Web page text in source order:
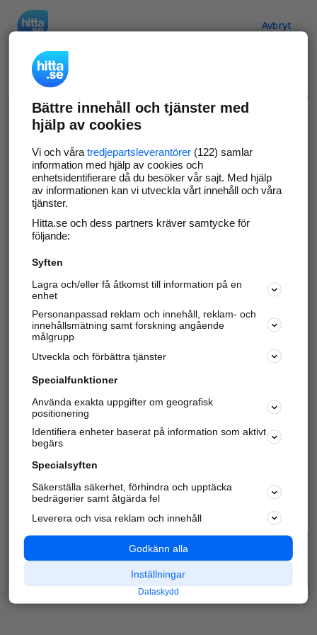
Avbryt
Verifiera ditt företag
Gör som 69 552företag
företagssida på hitta.se och syns bättre mot
kunder i ditt närområde. Helt kostnadsfritt.
Uppdatera din företagsinformation
Svara på och hantera dina omdömen
Har du redan verifierat ditt företag? Logga in
Varje vecka besöker du och4 miljoner
andra
härliga användare oss för att hitta rätt lokal
information om företag, privatpersoner och
platser.
Bättre innehåll och tjänster med
hjälp av cookies
Vi och våra tredjepartsleverantörer(122) samlar
information med hjälp av cookies och
enhetsidentifierare då du besöker vår sajt. Med hjälp
av informationen kan vi utveckla vårt innehåll och våra
tjänster.
Hitta.se och dess partners kräver samtycke för
följande:
Syften
Lagra och/eller få åtkomst till information på en
enhet
Personanpassad reklam och innehåll, reklam- och
innehållsmätning samt forskning angående
målgrupp
Utveckla och förbättra tjänster
Specialfunktioner
Använda exakta uppgifter om geografisk
positionering
Identifiera enheter baserat på information som aktivt
begärs
Specialsyften
Säkerställa säkerhet, förhindra och upptäcka
bedrägerier samt åtgärda fel
Leverera och visa reklam och innehåll
Godkänn alla
Inställningar
Dataskydd